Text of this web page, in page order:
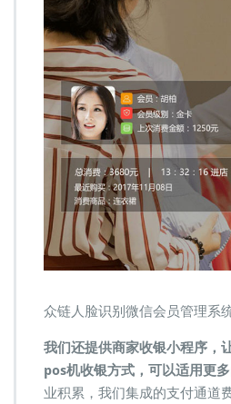
众链人脸识别微信会员管理系
我们还提供商家收银小程序，
pos机收银方式，可以适用更
业积累，我们集成的支付通道